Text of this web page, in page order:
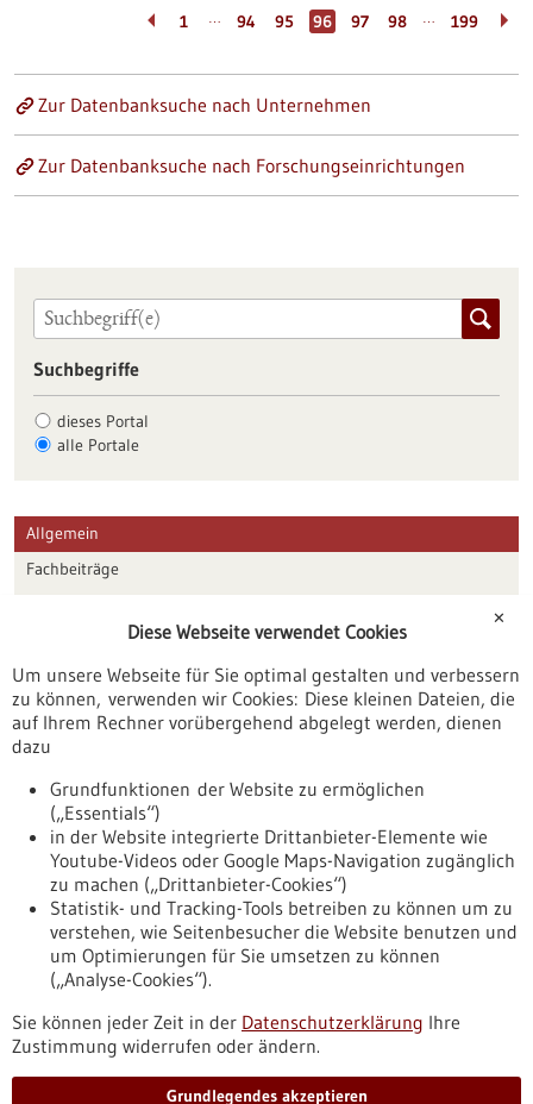
1 … 94 95 96 97 98 … 199
Zur Datenbanksuche nach Unternehmen
Zur Datenbanksuche nach Forschungseinrichtungen
Suchbegriffe
dieses Portal
alle Portale
Allgemein
Fachbeiträge
Veranstaltungen
Erscheinungsdatum
Nach oben
Informiert bleiben
Newsletter abonnieren
✕
Diese Webseite verwendet Cookies
Um unsere Webseite für Sie optimal gestalten und verbessern
zu können, verwenden wir Cookies: Diese kleinen Dateien, die
auf Ihrem Rechner vorübergehend abgelegt werden, dienen
dazu
Grundfunktionen der Website zu ermöglichen
(„Essentials“)
in der Website integrierte Drittanbieter-Elemente wie
Youtube-Videos oder Google Maps-Navigation zugänglich
zu machen („Drittanbieter-Cookies“)
Statistik- und Tracking-Tools betreiben zu können um zu
verstehen, wie Seitenbesucher die Website benutzen und
um Optimierungen für Sie umsetzen zu können
(„Analyse-Cookies“).
Sie können jeder Zeit in der Datenschutzerklärung Ihre
Zustimmung widerrufen oder ändern.
Grundlegendes akzeptieren